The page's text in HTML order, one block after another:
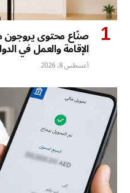
صنّاع محتوى يروجون
الإقامة والعمل في
أغسطس 8, 2026